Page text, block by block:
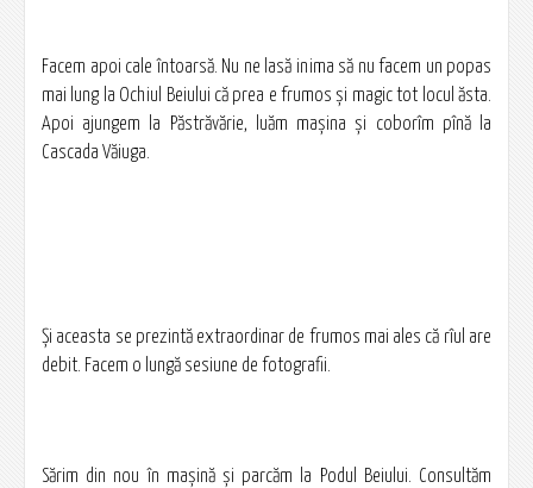
Facem apoi cale întoarsă. Nu ne lasă inima să nu facem un popas
mai lung la Ochiul Beiului că prea e frumos și magic tot locul ăsta.
Apoi ajungem la Păstrăvărie, luăm mașina și coborîm pînă la
Cascada Văiuga.
Și aceasta se prezintă extraordinar de frumos mai ales că rîul are
debit. Facem o lungă sesiune de fotografii.
Sărim din nou în mașină și parcăm la Podul Beiului. Consultăm